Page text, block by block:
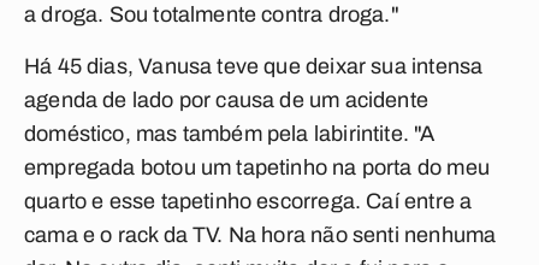
a droga. Sou totalmente contra droga."
Há 45 dias, Vanusa teve que deixar sua intensa
agenda de lado por causa de um acidente
doméstico, mas também pela labirintite. "A
empregada botou um tapetinho na porta do meu
quarto e esse tapetinho escorrega. Caí entre a
cama e o rack da TV. Na hora não senti nenhuma